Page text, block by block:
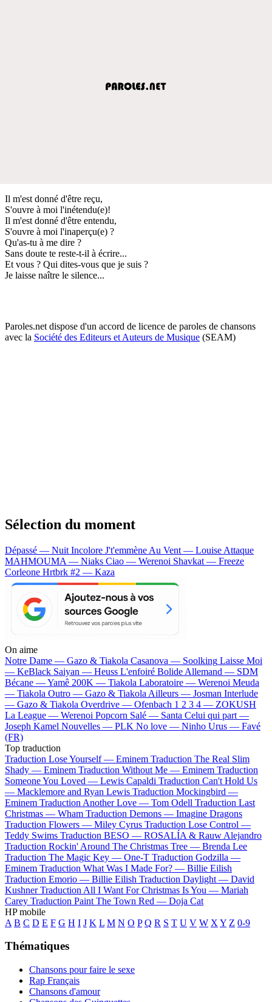
Il m'est donné d'être reçu,
S'ouvre à moi l'inétendu(e)!
Il m'est donné d'être entendu,
S'ouvre à moi l'inaperçu(e) ?
Qu'as-tu à me dire ?
Sans doute te reste-t-il à écrire...
Et vous ? Qui dites-vous que je suis ?
Je laisse naître le silence...
Paroles.net dispose d'un accord de licence de paroles de chansons
avec la Société des Editeurs et Auteurs de Musique (SEAM)
Sélection du moment
Dépassé — Nuit Incolore J't'emmène Au Vent — Louise Attaque
MAHMOUMA — Niaks Ciao — Werenoi Shavkat — Freeze
Corleone Hrtbrk #2 — Kaza
On aime
Notre Dame — Gazo & Tiakola Casanova — Soolking Laisse Moi
— KeBlack Saiyan — Heuss L'enfoiré Bolide Allemand — SDM
Bécane —Yamê 200K — Tiakola Laboratoire — Werenoi Meuda
— Tiakola Outro — Gazo & Tiakola Ailleurs — Josman Interlude
— Gazo & Tiakola Overdrive — Ofenbach 1 2 3 4 — ZOKUSH
La League — Werenoi Popcorn Salé — Santa Celui qui part —
Joseph Kamel Nouvelles — PLK No love — Ninho Urus — Favé
(FR)
Top traduction
Traduction Lose Yourself — Eminem Traduction The Real Slim
Shady — Eminem Traduction Without Me — Eminem Traduction
Someone You Loved — Lewis Capaldi Traduction Can't Hold Us
— Macklemore and Ryan Lewis Traduction Mockingbird —
Eminem Traduction Another Love — Tom Odell Traduction Last
Christmas — Wham Traduction Demons — Imagine Dragons
Traduction Flowers — Miley Cyrus Traduction Lose Control —
Teddy Swims Traduction BESO — ROSALÍA & Rauw Alejandro
Traduction Rockin' Around The Christmas Tree — Brenda Lee
Traduction The Magic Key — One-T Traduction Godzilla —
Eminem Traduction What Was I Made For? — Billie Eilish
Traduction Emorio — Billie Eilish Traduction Daylight — David
Kushner Traduction All I Want For Christmas Is You — Mariah
Carey Traduction Paint The Town Red — Doja Cat
HP mobile
A B C D E F G H I J K L M N O P Q R S T U V W X Y Z 0-9
Thématiques
Chansons pour faire le sexe
Rap Français
Chansons d'amour